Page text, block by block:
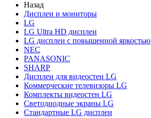
Назад
Дисплеи и мониторы
LG
LG Ultra HD дисплеи
LG дисплеи с повышенной яркостью
NEC
PANASONIC
SHARP
Дисплеи для видеостен LG
Коммерческие телевизоры LG
Комплекты видеостен LG
Светодиодные экраны LG
Стандартные LG дисплеи